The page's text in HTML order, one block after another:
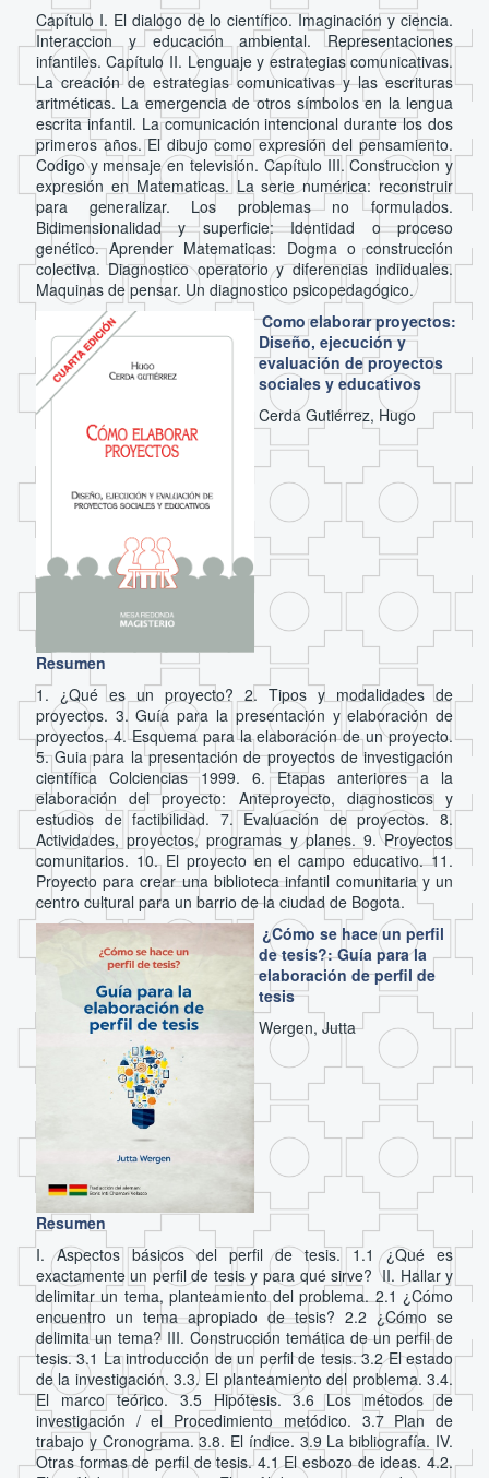
Capítulo I. El dialogo de lo científico. Imaginación y ciencia.
Interaccion y educación ambiental. Representaciones
infantiles. Capítulo II. Lenguaje y estrategias comunicativas.
La creación de estrategias comunicativas y las escrituras
aritméticas. La emergencia de otros símbolos en la lengua
escrita infantil. La comunicación intencional durante los dos
primeros años. El dibujo como expresión del pensamiento.
Codigo y mensaje en televisión. Capítulo III. Construccion y
expresión en Matematicas. La serie numérica: reconstruir
para generalizar. Los problemas no formulados.
Bidimensionalidad y superficie: Identidad o proceso
genético. Aprender Matematicas: Dogma o construcción
colectiva. Diagnostico operatorio y diferencias indiiduales.
Maquinas de pensar. Un diagnostico psicopedagógico.
Como elaborar proyectos:
Diseño, ejecución y
evaluación de proyectos
sociales y educativos
Cerda Gutiérrez, Hugo
Resumen
1. ¿Qué es un proyecto? 2. Tipos y modalidades de
proyectos. 3. Guía para la presentación y elaboración de
proyectos. 4. Esquema para la elaboración de un proyecto.
5. Guia para la presentación de proyectos de investigación
científica Colciencias 1999. 6. Etapas anteriores a la
elaboración del proyecto: Anteproyecto, diagnosticos y
estudios de factibilidad. 7. Evaluación de proyectos. 8.
Actividades, proyectos, programas y planes. 9. Proyectos
comunitarios. 10. El proyecto en el campo educativo. 11.
Proyecto para crear una biblioteca infantil comunitaria y un
centro cultural para un barrio de la ciudad de Bogota.
¿Cómo se hace un perfil
de tesis?: Guía para la
elaboración de perfil de
tesis
Wergen, Jutta
Resumen
I. Aspectos básicos del perfil de tesis. 1.1 ¿Qué es
exactamente un perfil de tesis y para qué sirve? II. Hallar y
delimitar un tema, planteamiento del problema. 2.1 ¿Cómo
encuentro un tema apropiado de tesis? 2.2 ¿Cómo se
delimita un tema? III. Construcción temática de un perfil de
tesis. 3.1 La introducción de un perfil de tesis. 3.2 El estado
de la investigación. 3.3. El planteamiento del problema. 3.4.
El marco teórico. 3.5 Hipótesis. 3.6 Los métodos de
investigación / el Procedimiento metódico. 3.7 Plan de
trabajo y Cronograma. 3.8. El índice. 3.9 La bibliografía. IV.
Otras formas de perfil de tesis. 4.1 El esbozo de ideas. 4.2.